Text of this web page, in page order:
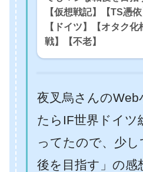
【仮想戦記】【TS憑
【ドイツ】【オタク
戦】【不老】
夜叉烏さんのWeb
たらIF世界ドイツ
ってたので、少
後を目指す」の感